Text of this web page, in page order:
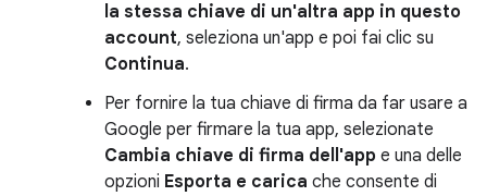
la stessa chiave di un'altra app in questo
account, seleziona un'app e poi fai clic su
Continua.
Per fornire la tua chiave di firma da far usare a
Google per firmare la tua app, selezionate
Cambia chiave di firma dell'app e una delle
opzioni Esporta e carica che consente di